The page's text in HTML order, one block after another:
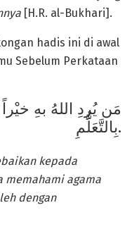
[H.R. al-Bukhari].
hadis ini di awal
Sebelum Perkataan
مَن يُرِدِ اللهُ بهِ
بِالتَّعَلُّمِ.
kepada
memahami agama
dengan